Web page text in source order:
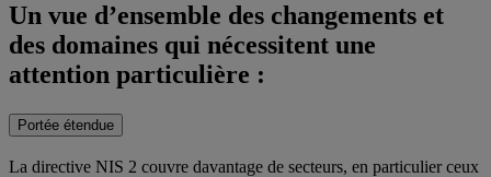
Un vue d’ensemble des changements et
des domaines qui nécessitent une
attention particulière :
Portée étendue
La directive NIS 2 couvre davantage de secteurs, en particulier ceux